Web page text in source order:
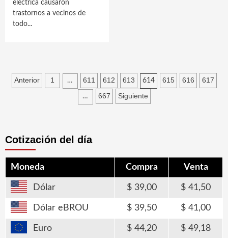
eléctrica causaron
trastornos a vecinos de
todo...
Paginación
Anterior 1 … 611 612 613 614 615 616 617
… 667 Siguiente
Cotización del día
Moneda Compra Venta
Dólar 39,00 41,50
Dólar eBROU 39,50 41,00
Euro 44,20 49,18